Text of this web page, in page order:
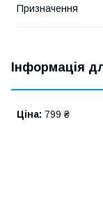
Призначення
Інформація
Ціна: 799 ₴